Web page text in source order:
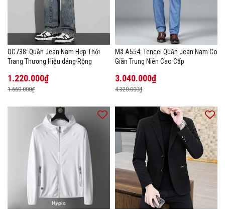
OC738: Quần Jean Nam Hợp Thời
Trang Thương Hiệu dáng Rộng
1.220.000₫
1.660.000₫
Mã A554: Tencel Quần Jean Nam Co
Giãn Trung Niên Cao Cấp
3.040.000₫
4.320.000₫